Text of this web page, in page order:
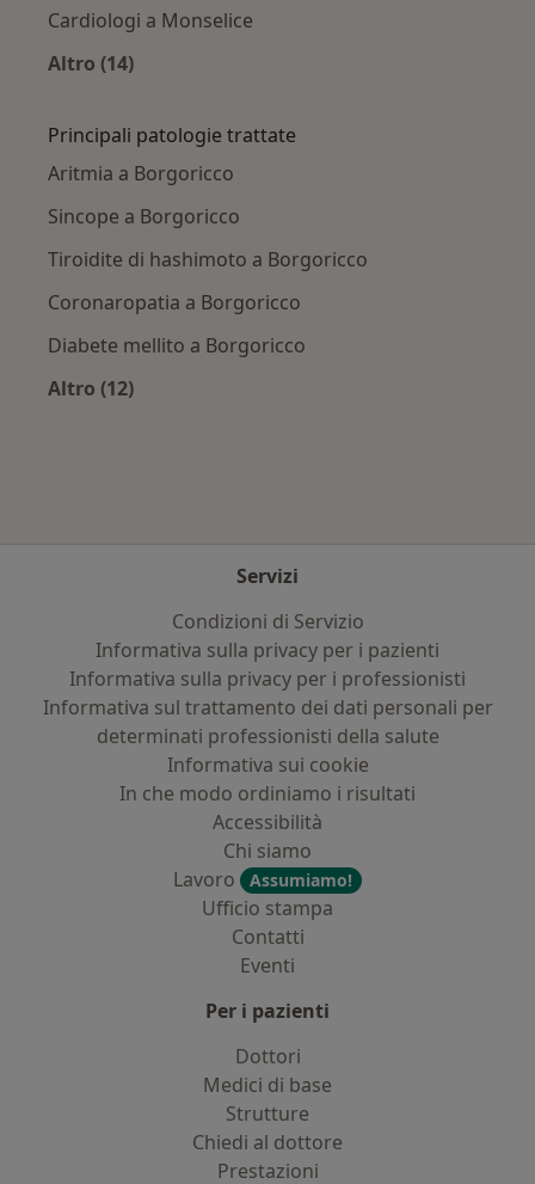
Cardiologi a Monselice
Altro (14)
Principali patologie trattate
Aritmia a Borgoricco
Sincope a Borgoricco
Tiroidite di hashimoto a Borgoricco
Coronaropatia a Borgoricco
Diabete mellito a Borgoricco
Altro (12)
Servizi
Condizioni di Servizio
Informativa sulla privacy per i pazienti
Informativa sulla privacy per i professionisti
Informativa sul trattamento dei dati personali per
determinati professionisti della salute
Informativa sui cookie
In che modo ordiniamo i risultati
Accessibilità
Chi siamo
Lavoro
Assumiamo!
Ufficio stampa
Contatti
Eventi
Per i pazienti
Dottori
Medici di base
Strutture
Chiedi al dottore
Prestazioni